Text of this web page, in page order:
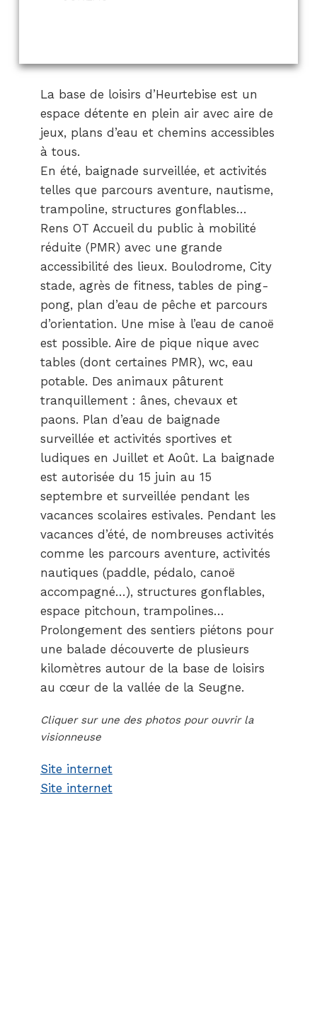
La base de loisirs d’Heurtebise est un
espace détente en plein air avec aire de
jeux, plans d’eau et chemins accessibles
à tous.
En été, baignade surveillée, et activités
telles que parcours aventure, nautisme,
trampoline, structures gonflables…
Rens OT Accueil du public à mobilité
réduite (PMR) avec une grande
accessibilité des lieux. Boulodrome, City
stade, agrès de fitness, tables de ping-
pong, plan d’eau de pêche et parcours
d’orientation. Une mise à l’eau de canoë
est possible. Aire de pique nique avec
tables (dont certaines PMR), wc, eau
potable. Des animaux pâturent
tranquillement : ânes, chevaux et
paons. Plan d’eau de baignade
surveillée et activités sportives et
ludiques en Juillet et Août. La baignade
est autorisée du 15 juin au 15
septembre et surveillée pendant les
vacances scolaires estivales. Pendant les
vacances d’été, de nombreuses activités
comme les parcours aventure, activités
nautiques (paddle, pédalo, canoë
accompagné…), structures gonflables,
espace pitchoun, trampolines…
Prolongement des sentiers piétons pour
une balade découverte de plusieurs
kilomètres autour de la base de loisirs
au cœur de la vallée de la Seugne.
Cliquer sur une des photos pour ouvrir la
visionneuse
Site internet
Site internet